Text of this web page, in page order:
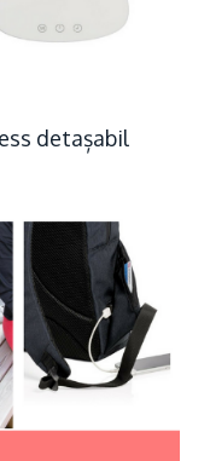
detașabil